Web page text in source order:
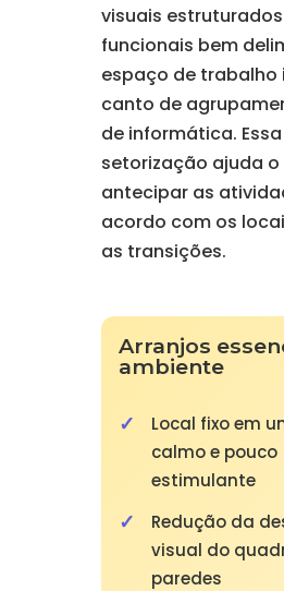
visuais
funcionais bem
espaço de trabalho
canto de
de informática. Essa
setorização ajuda o
antecipar as
acordo com os
as transições.
Arranjos
ambiente
Local fixo em
calmo e pouco
estimulante
Redução da
visual do
paredes